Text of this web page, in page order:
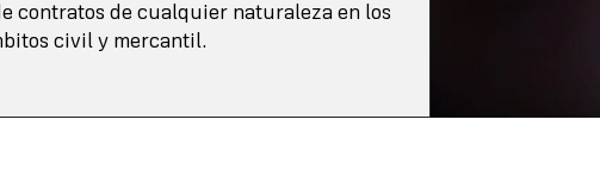
contratos de cualquier naturaleza en los
civil y mercantil.